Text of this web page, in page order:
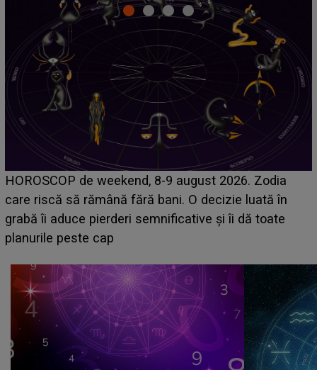
Emanuel a ținut ACEST DETALIU ASCUNS până
acum! În fața Alexandrei, concurentul din Casa Iubirii
face o MĂRTURISIRE NEAȘTEPTATĂ despre mama
sa: "I-am spus și ei în față, eu nu te iubesc pentru